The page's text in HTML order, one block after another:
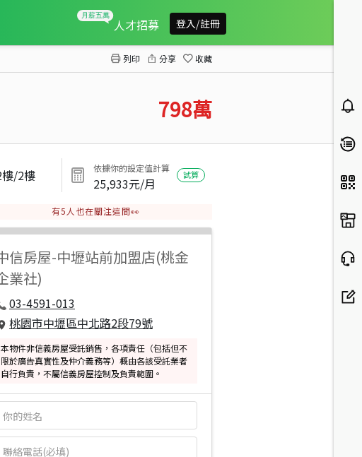
人才招募 登入/註冊
列印 分享 收藏
798萬
/2樓 依據你的設定值計算
25,933元/月
試算
有5 人也在關注這間👀
信房屋-中壢站前加盟店(桃金
業社)
03-4591-013
桃園市中壢區中北路2段79號
本物件非信義房屋受託銷售，各項責任（包括但不
限於廣告真實性及仲介義務等）概由各該受託業者
自行負責，不屬信義房屋控制及負責範圍。